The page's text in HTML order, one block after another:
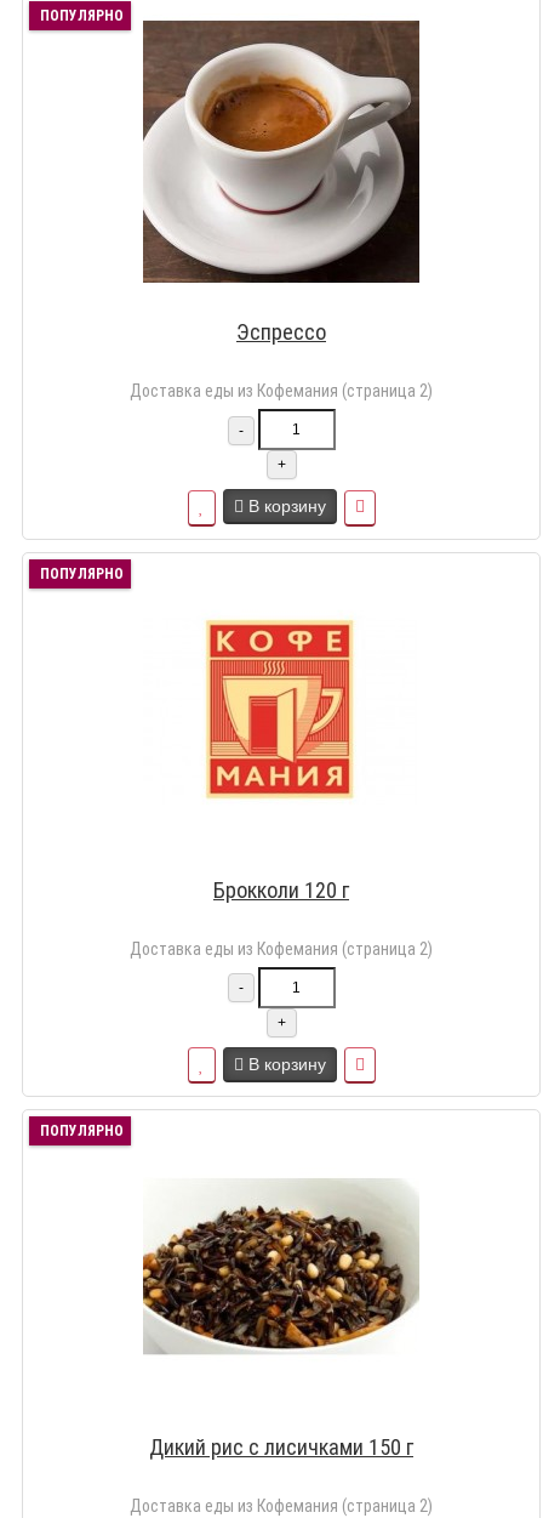
ПОПУЛЯРНО
Эспрессо
Доставка еды из Кофемания (страница 2)
-
+
В корзину
ПОПУЛЯРНО
Брокколи 120 г
Доставка еды из Кофемания (страница 2)
-
+
В корзину
ПОПУЛЯРНО
Дикий рис с лисичками 150 г
Доставка еды из Кофемания (страница 2)